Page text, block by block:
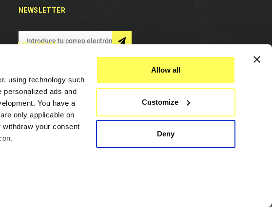
using technology such
personalized ads and
You have a
only applicable on
your consent
Allow all
Customize
Deny
NEWSLETTER
FOLLOW US
Asistencia